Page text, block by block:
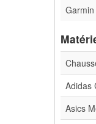
Adidas
Asics